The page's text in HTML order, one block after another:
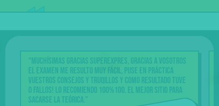
Nuestra
“Muchísimas gracias Superexpres, gracias a vosotros
el examen me resulto muy fácil, puse en práctica
vuestros consejos y truqillos y como resultado tuve
0 fallos! Lo recomiendo 100%100. El mejor sitio para
sacarse la teórica.”